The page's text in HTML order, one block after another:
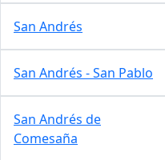
San Andrés
San Andrés - San Pablo
San Andrés de
Comesaña